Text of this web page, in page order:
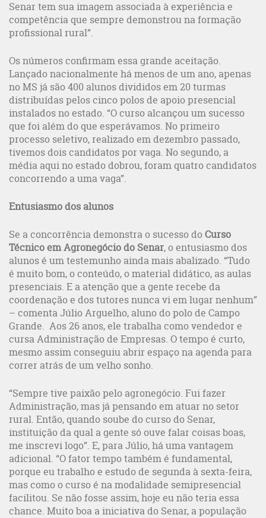
Senar tem sua imagem associada à experiência e
competência que sempre demonstrou na formação
profissional rural”.
Os números confirmam essa grande aceitação.
Lançado nacionalmente há menos de um ano, apenas
no MS já são 400 alunos divididos em 20 turmas
distribuídas pelos cinco polos de apoio presencial
instalados no estado. “O curso alcançou um sucesso
que foi além do que esperávamos. No primeiro
processo seletivo, realizado em dezembro passado,
tivemos dois candidatos por vaga. No segundo, a
média aqui no estado dobrou, foram quatro candidatos
concorrendo a uma vaga”.
Entusiasmo dos alunos
Se a concorrência demonstra o sucesso doCurso
Técnico em Agronegócio do Senar, o entusiasmo dos
alunos é um testemunho ainda mais abalizado. “Tudo
é muito bom, o conteúdo, o material didático, as aulas
presenciais. E a atenção que a gente recebe da
coordenação e dos tutores nunca vi em lugar nenhum”
– comenta Júlio Arguelho, aluno do polo de Campo
Grande. Aos 26 anos, ele trabalha como vendedor e
cursa Administração de Empresas. O tempo é curto,
mesmo assim conseguiu abrir espaço na agenda para
correr atrás de um velho sonho.
“Sempre tive paixão pelo agronegócio. Fui fazer
Administração, mas já pensando em atuar no setor
rural. Então, quando soube do curso do Senar,
instituição da qual a gente só ouve falar coisas boas,
me inscrevi logo”. E, para Júlio, há uma vantagem
adicional. “O fator tempo também é fundamental,
porque eu trabalho e estudo de segunda à sexta-feira,
mas como o curso é na modalidade semipresencial
facilitou. Se não fosse assim, hoje eu não teria essa
chance. Muito boa a iniciativa do Senar, a população